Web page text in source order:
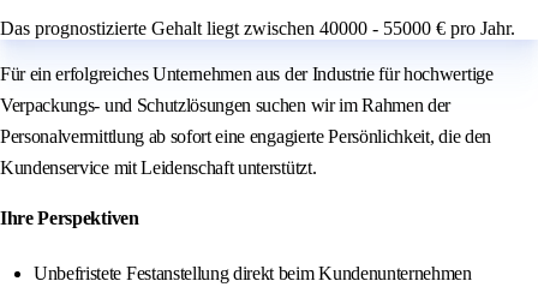
Das prognostizierte Gehalt liegt zwischen 40000 - 55000 € pro Jahr.
Für ein erfolgreiches Unternehmen aus der Industrie für hochwertige
Verpackungs- und Schutzlösungen suchen wir im Rahmen der
Personalvermittlung ab sofort eine engagierte Persönlichkeit, die den
Kundenservice mit Leidenschaft unterstützt.
Ihre Perspektiven
Unbefristete Festanstellung direkt beim Kundenunternehmen